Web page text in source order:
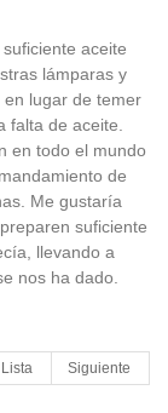
aceite
lámparas y
lugar de temer
falta de aceite.
en todo el mundo
de
Me gustaría
suficiente
llevando a
nos ha dado.
Lista Siguiente